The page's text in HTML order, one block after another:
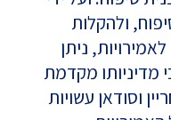
ולהקלות
ניתן
מדיניותו מקדמת
וסודאן עשויות